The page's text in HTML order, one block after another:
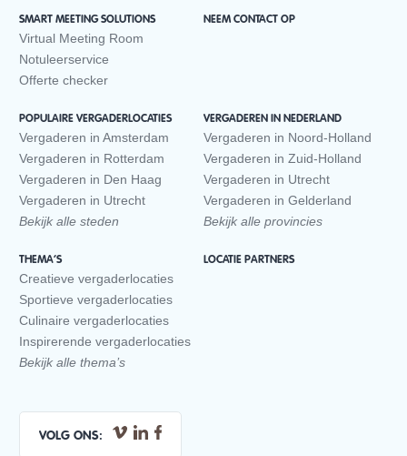
SMART MEETING SOLUTIONS
Virtual Meeting Room
Notuleerservice
Offerte checker
NEEM CONTACT OP
POPULAIRE VERGADERLOCATIES
Vergaderen in Amsterdam
Vergaderen in Rotterdam
Vergaderen in Den Haag
Vergaderen in Utrecht
Bekijk alle steden
VERGADEREN IN NEDERLAND
Vergaderen in Noord-Holland
Vergaderen in Zuid-Holland
Vergaderen in Utrecht
Vergaderen in Gelderland
Bekijk alle provincies
THEMA’S
Creatieve vergaderlocaties
Sportieve vergaderlocaties
Culinaire vergaderlocaties
Inspirerende vergaderlocaties
Bekijk alle thema’s
LOCATIE PARTNERS
VOLG ONS: